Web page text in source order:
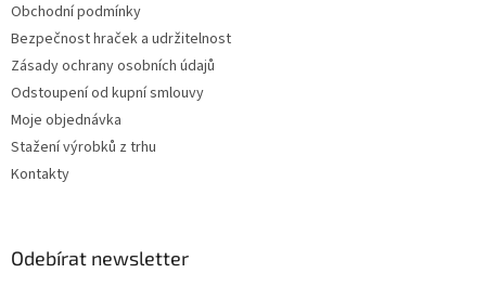
Obchodní podmínky
Bezpečnost hraček a udržitelnost
Zásady ochrany osobních údajů
Odstoupení od kupní smlouvy
Moje objednávka
Stažení výrobků z trhu
Kontakty
Odebírat newsletter